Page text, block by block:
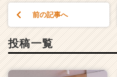
前の記事へ
投稿一覧